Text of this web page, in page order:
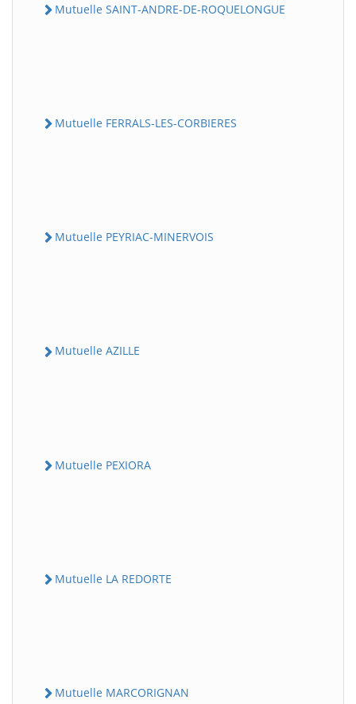
Mutuelle SAINT-ANDRE-DE-ROQUELONGUE
Mutuelle FERRALS-LES-CORBIERES
Mutuelle PEYRIAC-MINERVOIS
Mutuelle AZILLE
Mutuelle PEXIORA
Mutuelle LA REDORTE
Mutuelle MARCORIGNAN